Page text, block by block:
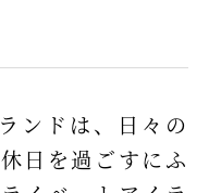
ンドは、日々の
日を過ごすにふ